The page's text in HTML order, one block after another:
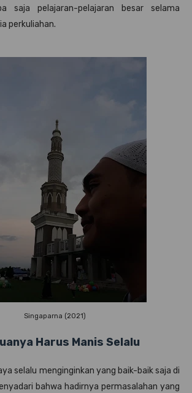
saja pelajaran-pelajaran besar selama
perkuliahan.
Singaparna (2021)
Harus Manis Selalu
selalu menginginkan yang baik-baik saja di
bahwa hadirnya permasalahan yang